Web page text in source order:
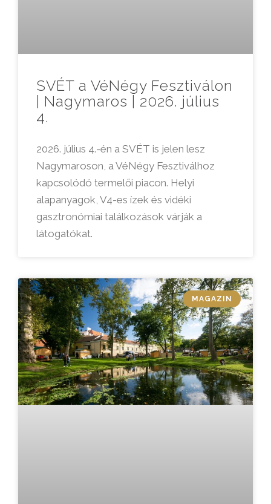
SVÉT a VéNégy Fesztiválon
| Nagymaros | 2026. július
4.
2026. július 4.-én a SVÉT is jelen lesz
Nagymaroson, a VéNégy Fesztiválhoz
kapcsolódó termelői piacon. Helyi
alapanyagok, V4-es ízek és vidéki
gasztronómiai találkozások várják a
látogatókat.
MAGAZIN